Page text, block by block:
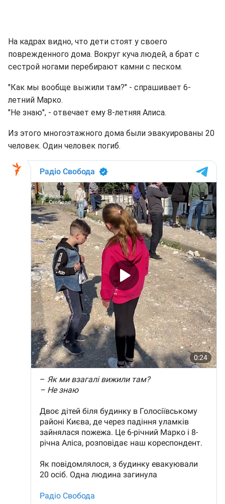
На кадрах видно, что дети стоят у своего
поврежденного дома. Вокруг куча людей, а брат с
сестрой ногами перебирают камни с песком.
"Как мы вообще выжили там?" - спрашивает 6-
летний Марко.
"Не знаю", - отвечает ему 8-летняя Алиса.
Из этого многоэтажного дома были эвакуированы 20
человек. Один человек погиб.